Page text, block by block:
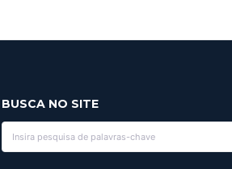
BUSCA NO SITE